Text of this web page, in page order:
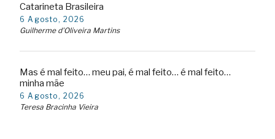
Catarineta Brasileira
6 Agosto, 2026
Guilherme d'Oliveira Martins
Mas é mal feito… meu pai, é mal feito… é mal feito…
minha mãe
6 Agosto, 2026
Teresa Bracinha Vieira